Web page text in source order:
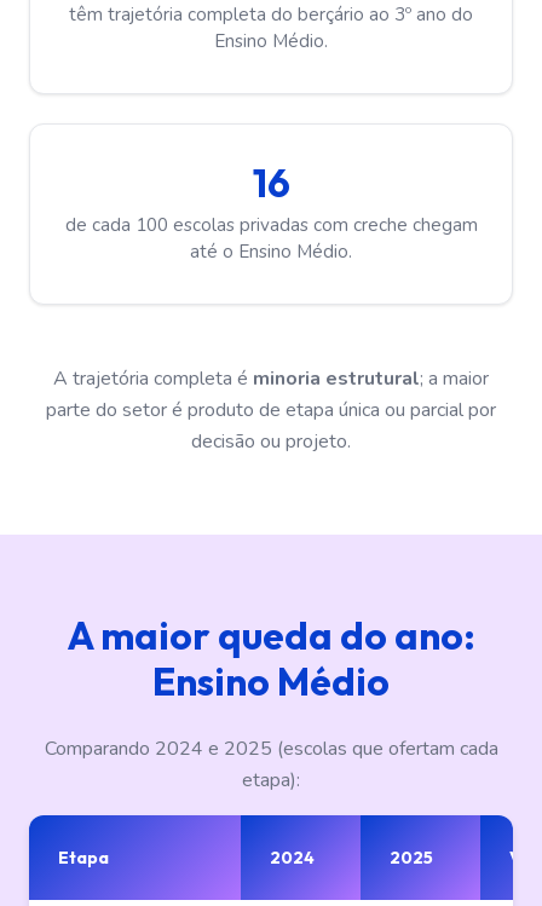
têm trajetória completa do berçário ao 3º ano do
Ensino Médio.
16
de cada 100 escolas privadas com creche chegam
até o Ensino Médio.
A trajetória completa é minoria estrutural; a maior
parte do setor é produto de etapa única ou parcial por
decisão ou projeto.
A maior queda do ano:
Ensino Médio
Comparando 2024 e 2025 (escolas que ofertam cada
etapa):
Etapa 2024 2025